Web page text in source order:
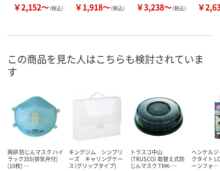
￥2,152～（税込） ￥1,918～（税込） ￥3,238～（税込） ￥
この商品を見た人はこちらも検討されていま
す
興研 防じんマスク ハイ
ラック355(排気弁付)
(10枚) …
キングジム シンプリ
ーズ キャリングケー
ス（グリップタイプ)
トラスコ中山
（TRUSCO） 取替え式防
じんマスク TMK-…
ヘンケル
クタイト
ーンフォ…